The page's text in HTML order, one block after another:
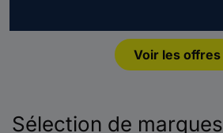
Voir les offres
Sélection de marques